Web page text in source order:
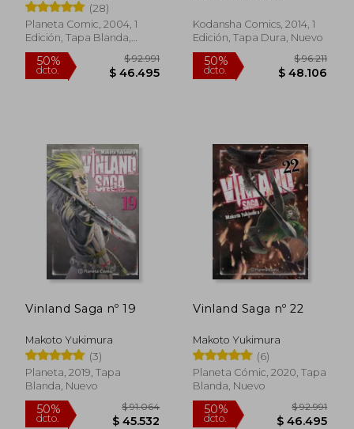
$ 46.495
(28)
Planeta Comic, 2004, 1
Edición, Tapa Blanda,
Nuevo
Kodansha Comics, 2014, 1
Edición, Tapa Dura, Nuevo
Vinland Saga nº 19
Makoto Yukimura
(3)
Planeta, 2019, Tapa
Blanda, Nuevo
Vinland Saga nº 22
Makoto Yukimura
(6)
Planeta Cómic, 2020, Tapa
Blanda, Nuevo